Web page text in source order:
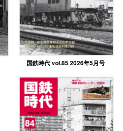
国鉄時代 vol.85 2026年5月号